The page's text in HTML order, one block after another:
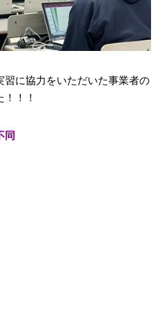
に協力をいただいた事業者の
！！
同